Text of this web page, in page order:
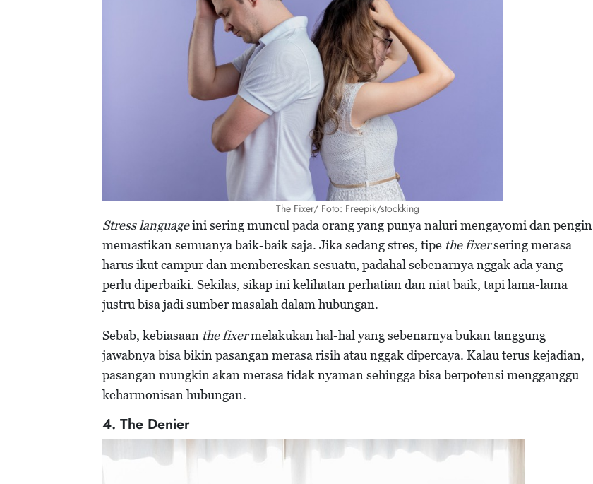
The Fixer/ Foto: Freepik/stockking
Stress languageini sering muncul pada orang yang punya naluri mengayomi dan pengin
memastikan semuanya baik-baik saja. Jika sedang stres, tipe the fixersering merasa
harus ikut campur dan membereskan sesuatu, padahal sebenarnya nggak ada yang
perlu diperbaiki. Sekilas, sikap ini kelihatan perhatian dan niat baik, tapi lama-lama
justru bisa jadi sumber masalah dalam hubungan.
Sebab, kebiasaan the fixermelakukan hal-hal yang sebenarnya bukan tanggung
jawabnya bisa bikin pasangan merasa risih atau nggak dipercaya. Kalau terus kejadian,
pasangan mungkin akan merasa tidak nyaman sehingga bisa berpotensi mengganggu
keharmonisan hubungan.
4. The Denier